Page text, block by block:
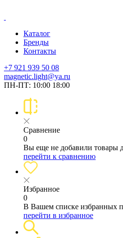
Каталог
Бренды
Контакты
+7 921 939 50 08
magnetic.light@ya.ru
ПН-ПТ: 10:00 18:00
Сравнение
0
Вы еще не добавили товары
перейти к сравнению
Избранное
0
В Вашем списке избранных
перейти в избранное